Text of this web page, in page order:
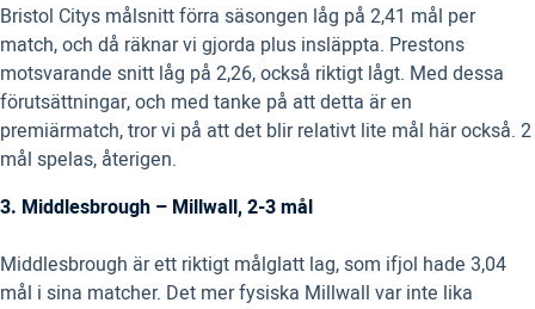
Bristol Citys målsnitt förra säsongen låg på 2,41 mål per
match, och då räknar vi gjorda plus insläppta. Prestons
motsvarande snitt låg på 2,26, också riktigt lågt. Med dessa
förutsättningar, och med tanke på att detta är en
premiärmatch, tror vi på att det blir relativt lite mål här också. 2
mål spelas, återigen.
3. Middlesbrough – Millwall, 2-3 mål
Middlesbrough är ett riktigt målglatt lag, som ifjol hade 3,04
mål i sina matcher. Det mer fysiska Millwall var inte lika